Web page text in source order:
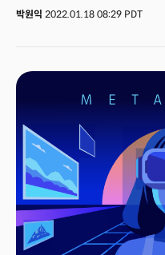
거래가 완료되면 마이크로소프트
Duty)’, ‘월드오브 워크래프트
‘캔디 크러시(Candy Crush)’, ‘디
e스포츠 리그, 전 세계 1만 명의 직
박원익 2022.01.18 08:29 PDT